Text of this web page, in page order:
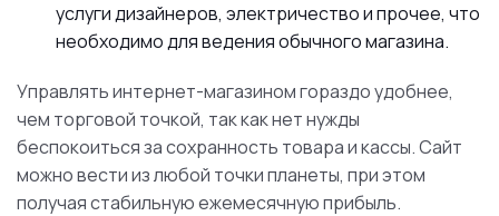
услуги дизайнеров, электричество и прочее, что
необходимо для ведения обычного магазина.
Управлять интернет-магазином гораздо удобнее,
чем торговой точкой, так как нет нужды
беспокоиться за сохранность товара и кассы. Сайт
можно вести из любой точки планеты, при этом
получая стабильную ежемесячную прибыль.